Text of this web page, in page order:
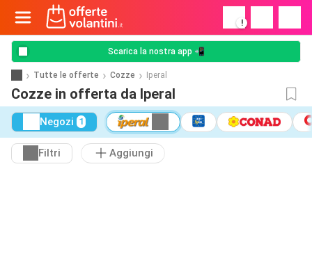
!
Scarica la nostra app 📲
Tutte le offerte Cozze Iperal
Cozze in offerta da Iperal
Negozi 1
Filtri Aggiungi